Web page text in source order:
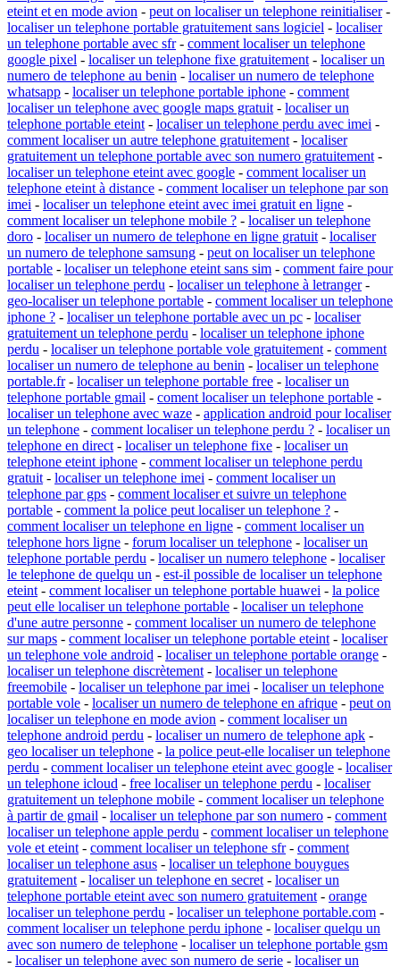
eteint et en mode avion - peut on localiser un telephone reinitialiser-
localiser un telephone portable gratuitement sans logiciel - localiser
un telephone portable avec sfr- comment localiser un telephone
google pixel - localiser un telephone fixe gratuitement - localiser un
numero de telephone au benin - localiser un numero de telephone
whatsapp - localiser un telephone portable iphone - comment
localiser un telephone avec google maps gratuit - localiser un
telephone portable eteint - localiser un telephone perdu avec imei -
comment localiser un autre telephone gratuitement - localiser
gratuitement un telephone portable avec son numero gratuitement -
localiser un telephone eteint avec google - comment localiser un
telephone eteint à distance - comment localiser un telephone par son
imei - localiser un telephone eteint avec imei gratuit en ligne -
comment localiser un telephone mobile ? - localiser un telephone
doro - localiser un numero de telephone en ligne gratuit - localiser
un numero de telephone samsung - peut on localiser un telephone
portable - localiser un telephone eteint sans sim - comment faire pour
localiser un telephone perdu - localiser un telephone à letranger-
geo-localiser un telephone portable - comment localiser un telephone
iphone ? - localiser un telephone portable avec un pc - localiser
gratuitement un telephone perdu - localiser un telephone iphone
perdu - localiser un telephone portable vole gratuitement - comment
localiser un numero de telephone au benin - localiser un telephone
portable.fr- localiser un telephone portable free - localiser un
telephone portable gmail - coment localiser un telephone portable -
localiser un telephone avec waze - application android pour localiser
un telephone - comment localiser un telephone perdu ? - localiser un
telephone en direct - localiser un telephone fixe - localiser un
telephone eteint iphone - comment localiser un telephone perdu
gratuit - localiser un telephone imei - comment localiser un
telephone par gps - comment localiser et suivre un telephone
portable - comment la police peut localiser un telephone ? -
comment localiser un telephone en ligne - comment localiser un
telephone hors ligne - forum localiser un telephone - localiser un
telephone portable perdu - localiser un numero telephone - localiser
le telephone de quelqu un - est-il possible de localiser un telephone
eteint - comment localiser un telephone portable huawei - la police
peut elle localiser un telephone portable - localiser un telephone
d'une autre personne - comment localiser un numero de telephone
sur maps - comment localiser un telephone portable eteint - localiser
un telephone vole android - localiser un telephone portable orange -
localiser un telephone discrètement - localiser un telephone
freemobile - localiser un telephone par imei - localiser un telephone
portable vole - localiser un numero de telephone en afrique - peut on
localiser un telephone en mode avion - comment localiser un
telephone android perdu - localiser un numero de telephone apk -
geo localiser un telephone - la police peut-elle localiser un telephone
perdu - comment localiser un telephone eteint avec google - localiser
un telephone icloud - free localiser un telephone perdu - localiser
gratuitement un telephone mobile - comment localiser un telephone
à partir de gmail - localiser un telephone par son numero - comment
localiser un telephone apple perdu - comment localiser un telephone
vole et eteint - comment localiser un telephone sfr- comment
localiser un telephone asus - localiser un telephone bouygues
gratuitement - localiser un telephone en secret - localiser un
telephone portable eteint avec son numero gratuitement - orange
localiser un telephone perdu - localiser un telephone portable.com -
comment localiser un telephone perdu iphone - localiser quelqu un
avec son numero de telephone - localiser un telephone portable gsm
- localiser un telephone avec son numero de serie - localiser un